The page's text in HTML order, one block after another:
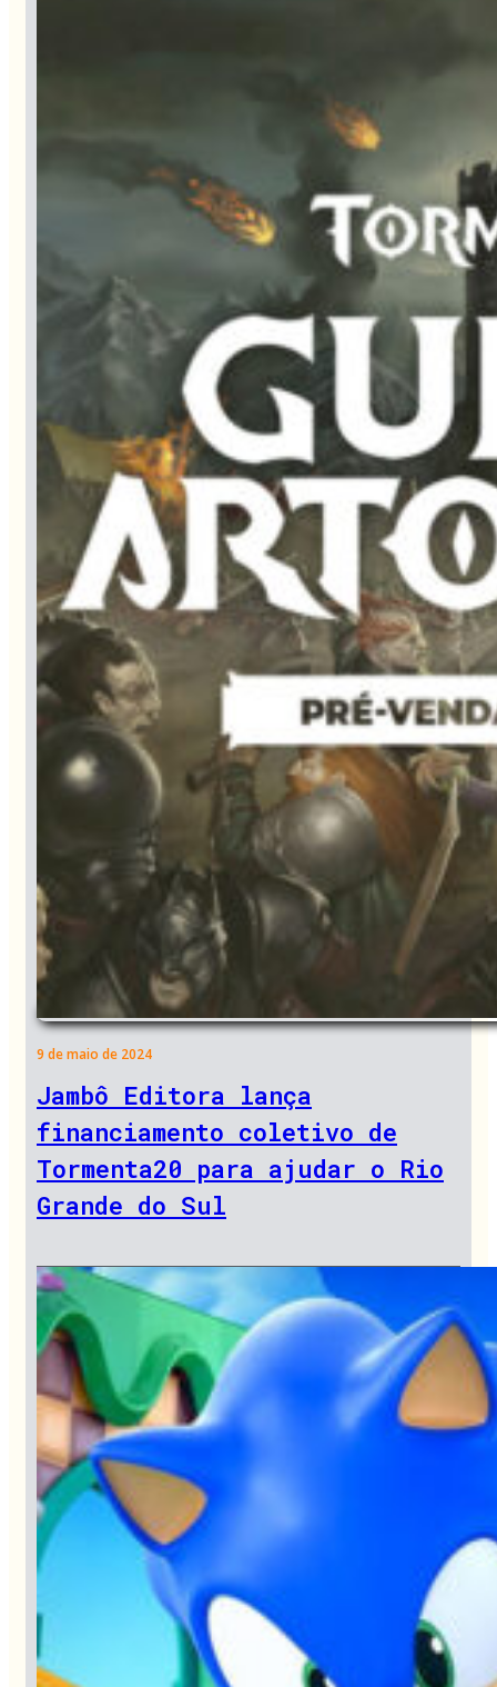
9 de maio de 2024
Jambô Editora lança
financiamento coletivo de
Tormenta20 para ajudar o Rio
Grande do Sul